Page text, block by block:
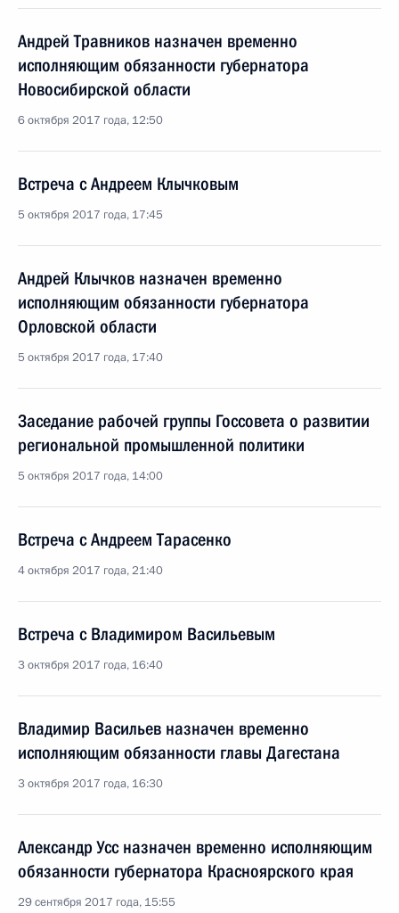
Андрей Травников назначен временно
исполняющим обязанности губернатора
Новосибирской области
6 октября 2017 года, 12:50
Встреча с Андреем Клычковым
5 октября 2017 года, 17:45
Андрей Клычков назначен временно
исполняющим обязанности губернатора
Орловской области
5 октября 2017 года, 17:40
Заседание рабочей группы Госсовета о развитии
региональной промышленной политики
5 октября 2017 года, 14:00
Встреча с Андреем Тарасенко
4 октября 2017 года, 21:40
Встреча с Владимиром Васильевым
3 октября 2017 года, 16:40
Владимир Васильев назначен временно
исполняющим обязанности главы Дагестана
3 октября 2017 года, 16:30
Александр Усс назначен временно исполняющим
обязанности губернатора Красноярского края
29 сентября 2017 года, 15:55